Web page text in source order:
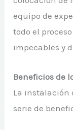
equipo de
todo el
impecables y
Beneficios de
La instalación
serie de